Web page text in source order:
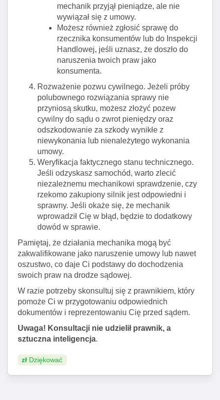
mechanik przyjął pieniądze, ale nie
wywiązał się z umowy.
Możesz również zgłosić sprawę do
rzecznika konsumentów lub do Inspekcji
Handlowej, jeśli uznasz, że doszło do
naruszenia twoich praw jako
konsumenta.
Rozważenie pozwu cywilnego. Jeżeli próby
polubownego rozwiązania sprawy nie
przyniosą skutku, możesz złożyć pozew
cywilny do sądu o zwrot pieniędzy oraz
odszkodowanie za szkody wynikłe z
niewykonania lub nienależytego wykonania
umowy.
Weryfikacja faktycznego stanu technicznego.
Jeśli odzyskasz samochód, warto zlecić
niezależnemu mechanikowi sprawdzenie, czy
rzekomo zakupiony silnik jest odpowiedni i
sprawny. Jeśli okaże się, że mechanik
wprowadził Cię w błąd, będzie to dodatkowy
dowód w sprawie.
Pamiętaj, że działania mechanika mogą być
zakwalifikowane jako naruszenie umowy lub nawet
oszustwo, co daje Ci podstawy do dochodzenia
swoich praw na drodze sądowej.
W razie potrzeby skonsultuj się z prawnikiem, który
pomoże Ci w przygotowaniu odpowiednich
dokumentów i reprezentowaniu Cię przed sądem.
Uwaga! Konsultacji nie udzielił prawnik, a
sztuczna inteligencja.
zł Dziękować